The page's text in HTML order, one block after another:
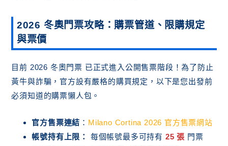
2026 冬奧門票攻略：購票管道、限購規定
與票價
目前 2026 冬奧門票 已正式進入公開售票階段！為了防止
黃牛與詐騙，官方設有嚴格的購買規定，以下是您出發前
必須知道的購票懶人包。
官方售票連結 ： Milano Cortina 2026 官方售票網站
帳號持有上限：
每個帳號最多可持有 25 張 門票